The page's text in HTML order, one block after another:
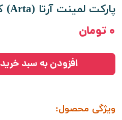
پارکت لمینت آرتا (Arta) کد 735 مدل ویوا
۰ تومان
ویژگی‌ محصول:
افزودن به سبد خرید